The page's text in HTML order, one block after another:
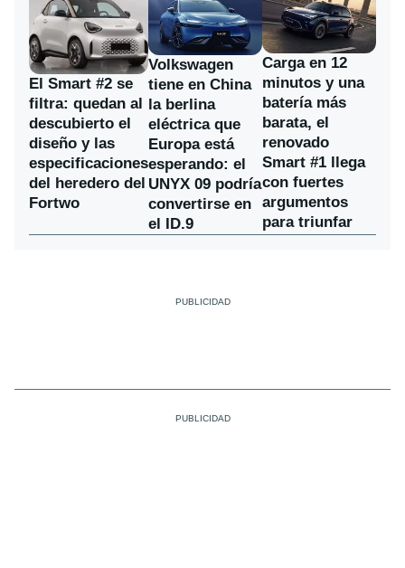
El Smart #2 se
filtra: quedan al
descubierto el
diseño y las
especificaciones
del heredero del
Fortwo
Volkswagen
tiene en China
la berlina
eléctrica que
Europa está
esperando: el
UNYX 09 podría
convertirse en
el ID.9
Carga en 12
minutos y una
batería más
barata, el
renovado
Smart #1 llega
con fuertes
argumentos
para triunfar